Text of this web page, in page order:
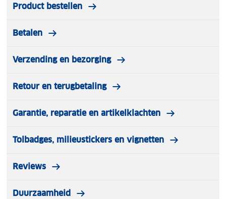
Product bestellen
Betalen
Verzending en bezorging
Retour en terugbetaling
Garantie, reparatie en artikelklachten
Tolbadges, milieustickers en vignetten
Reviews
Duurzaamheid